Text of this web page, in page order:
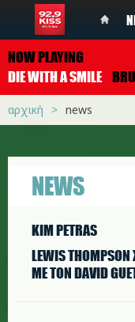
NOW PLAYING
DIE WITH A SMILE
αρχική news
NEWS
KIM PETRAS
LEWIS
ΜΕ ΤΟΝ DAVID